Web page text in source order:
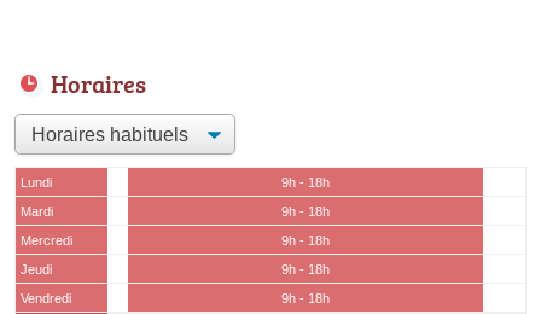
Horaires
Lundi
9h - 18h
Mardi
9h - 18h
Mercredi
9h - 18h
Jeudi
9h - 18h
Vendredi
9h - 18h